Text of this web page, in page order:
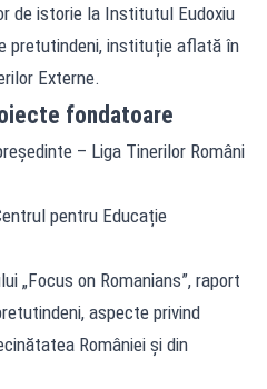
de istorie la Institutul Eudoxiu
pretutindeni, instituție aflată în
Externe.
fondatoare
– Liga Tinerilor Români
pentru Educație
„Focus on Romanians”, raport
aspecte privind
României și din